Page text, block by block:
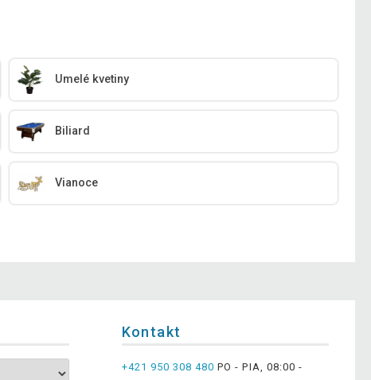
Umelé kvetiny
Biliard
Vianoce
Kontakt
+421 950 308 480 PO - PIA, 08:00 -